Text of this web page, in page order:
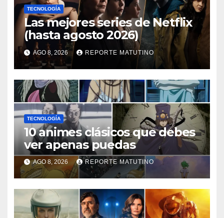
TECNOLOGÍA
Las mejores series de Netflix
(hasta agosto 2026)
AGO 8, 2026 REPORTE MATUTINO
TECNOLOGÍA
10 animes clásicos que debes
ver apenas puedas
AGO 8, 2026 REPORTE MATUTINO